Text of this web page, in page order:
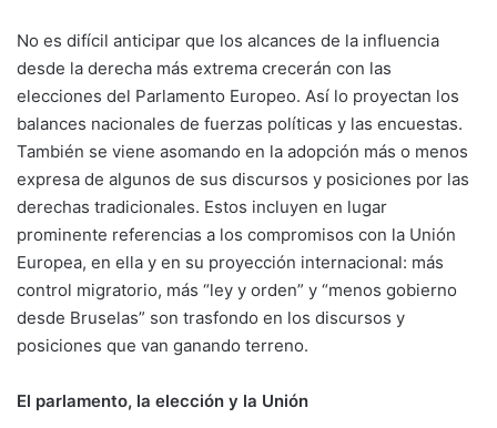
No es difícil anticipar que los alcances de la influencia
desde la derecha más extrema crecerán con las
elecciones del Parlamento Europeo. Así lo proyectan los
balances nacionales de fuerzas políticas y las encuestas.
También se viene asomando en la adopción más o menos
expresa de algunos de sus discursos y posiciones por las
derechas tradicionales. Estos incluyen en lugar
prominente referencias a los compromisos con la Unión
Europea, en ella y en su proyección internacional: más
control migratorio, más “ley y orden” y “menos gobierno
desde Bruselas” son trasfondo en los discursos y
posiciones que van ganando terreno.
El parlamento, la elección y la Unión